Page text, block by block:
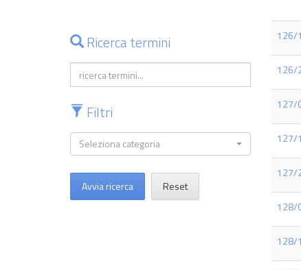
Ricerca termini
Filtri
Seleziona categoria
Avvia ricerca Reset
126/1
126/
127/
127/1
127/
128/
128/1